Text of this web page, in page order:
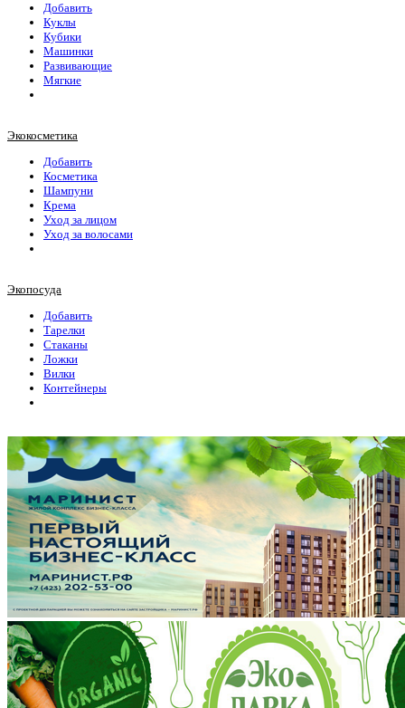
Добавить
Куклы
Кубики
Машинки
Развивающие
Мягкие
Экокосметика
Добавить
Косметика
Шампуни
Крема
Уход за лицом
Уход за волосами
Экопосуда
Добавить
Тарелки
Стаканы
Ложки
Вилки
Контейнеры